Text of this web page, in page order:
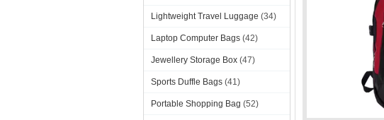
Lightweight Travel Luggage (34)
Laptop Computer Bags (42)
Jewellery Storage Box (47)
Sports Duffle Bags (41)
Portable Shopping Bag (52)